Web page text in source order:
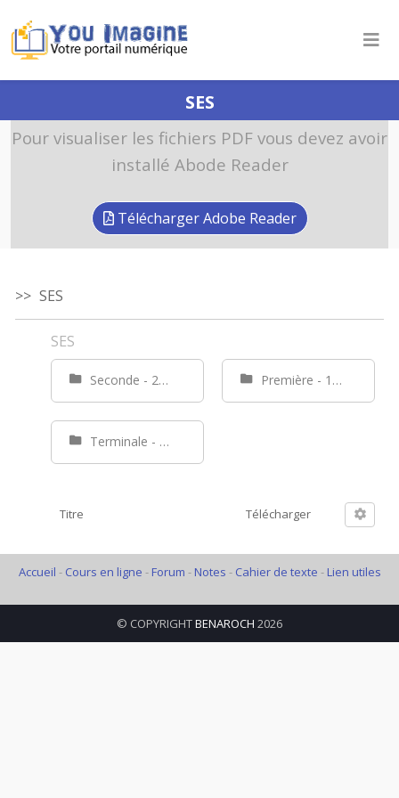
SES
Pour visualiser les fichiers PDF vous devez avoir
installé Abode Reader
Télécharger Adobe Reader
SES
SES
Seconde - 2nd Première - 1er
Terminale - Tle
Titre Télécharger
Accueil - Cours en ligne - Forum - Notes - Cahier de texte - Lien utiles
© COPYRIGHTBENAROCH 2026